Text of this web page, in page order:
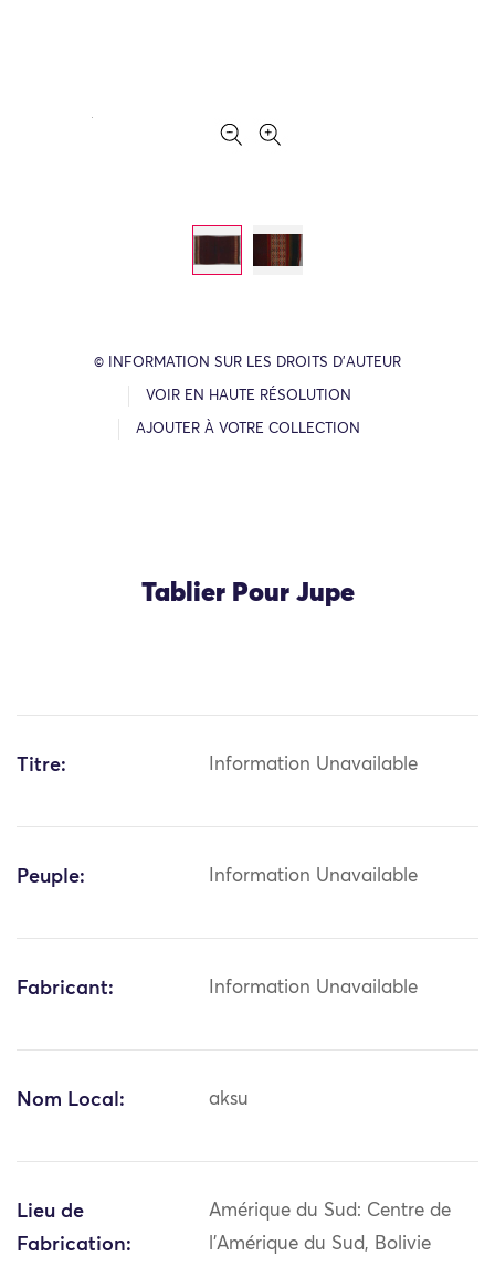
© INFORMATION SUR LES DROITS D’AUTEUR
VOIR EN HAUTE RÉSOLUTION
AJOUTER À VOTRE COLLECTION
Tablier Pour Jupe
Titre: Information Unavailable
Peuple: Information Unavailable
Fabricant: Information Unavailable
Nom Local: aksu
Lieu de
Fabrication:
Amérique du Sud: Centre de
l'Amérique du Sud, Bolivie